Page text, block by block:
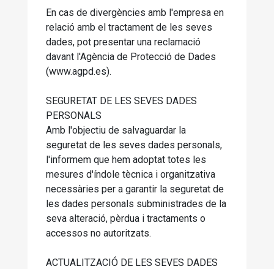
En cas de divergències amb l'empresa en
relació amb el tractament de les seves
dades, pot presentar una reclamació
davant l'Agència de Protecció de Dades
(www.agpd.es).
SEGURETAT DE LES SEVES DADES
PERSONALS
Amb l'objectiu de salvaguardar la
seguretat de les seves dades personals,
l'informem que hem adoptat totes les
mesures d'índole tècnica i organitzativa
necessàries per a garantir la seguretat de
les dades personals subministrades de la
seva alteració, pèrdua i tractaments o
accessos no autoritzats.
ACTUALITZACIÓ DE LES SEVES DADES